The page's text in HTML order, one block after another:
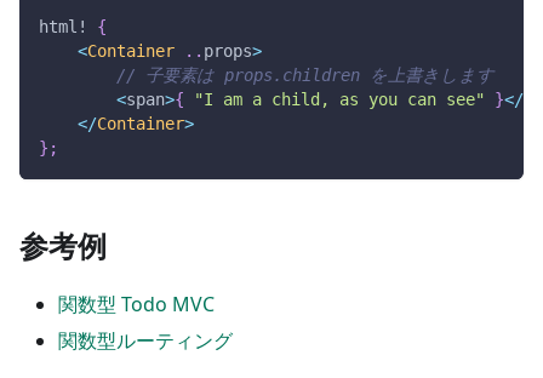
html!
{
<Container .. props>
// 子要素は props.children を上書きします
<span>{ "I am a child, as you can see" }</
</Container>
} ;
参考例
関数型 Todo MVC
関数型ルーティング